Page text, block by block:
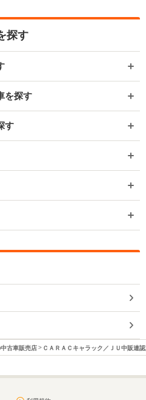
探す
を探す
す
古車販売店 ＣＡＲＡＣキャラック／ＪＵ中販連